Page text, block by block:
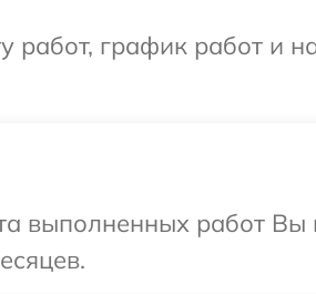
работ, график работ и
выполненных работ